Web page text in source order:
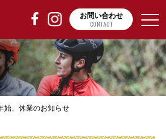
お問い合わせ
CONTACT
始、休業のお知らせ